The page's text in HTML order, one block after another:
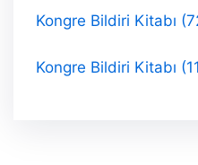
Kongre Bildiri Kitabı
Kongre Bildiri Kitabı